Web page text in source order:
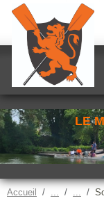
LE
Accueil
Panneau de gestion